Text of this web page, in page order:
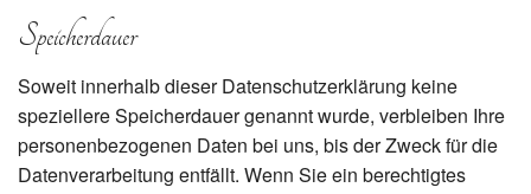
Speicherdauer
Soweit innerhalb dieser Datenschutzerklärung keine
speziellere Speicherdauer genannt wurde, verbleiben Ihre
personenbezogenen Daten bei uns, bis der Zweck für die
Datenverarbeitung entfällt. Wenn Sie ein berechtigtes